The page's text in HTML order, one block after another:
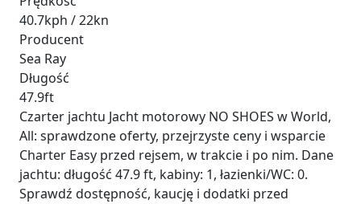
40.7kph / 22kn
Producent
Sea Ray
Długość
47.9ft
Czarter jachtu Jacht motorowy NO SHOES w World,
All: sprawdzone oferty, przejrzyste ceny i wsparcie
Charter Easy przed rejsem, w trakcie i po nim. Dane
jachtu: długość 47.9 ft, kabiny: 1, łazienki/WC: 0.
Sprawdź dostępność, kaucję i dodatki przed